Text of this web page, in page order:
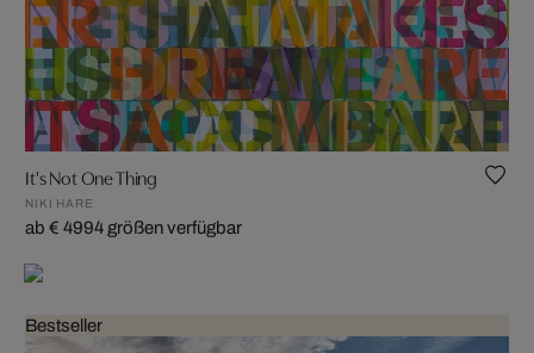
It's Not One Thing
NIKI HARE
ab € 4994 größen verfügbar
Bestseller